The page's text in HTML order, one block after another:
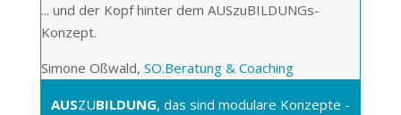
... und der Kopf hinter dem AUSzuBILDUNGs-
Konzept.
Simone Oßwald, SO.Beratung & Coaching
AUSZUBILDUNG, das sind modulare Konzepte -